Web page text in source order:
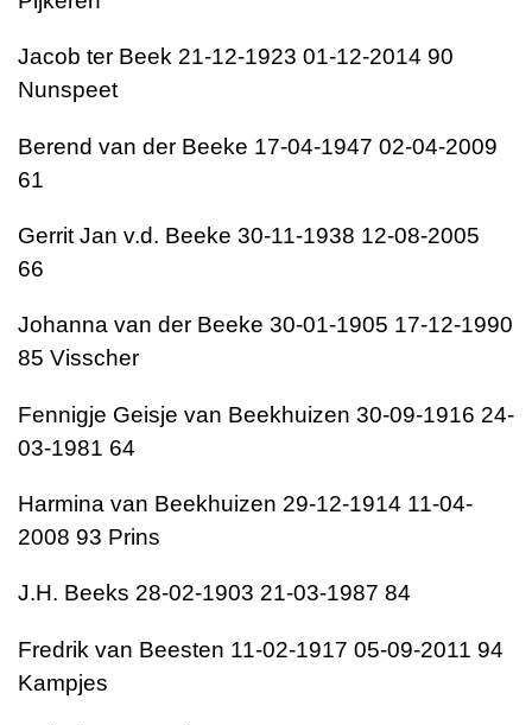
Jacob ter Beek 21-12-1923 01-12-2014 90
Nunspeet
Berend van der Beeke 17-04-1947 02-04-2009
61
Gerrit Jan v.d. Beeke 30-11-1938 12-08-2005
66
Johanna van der Beeke 30-01-1905 17-12-1990
85 Visscher
Fennigje Geisje van Beekhuizen 30-09-1916 24-
03-1981 64
Harmina van Beekhuizen 29-12-1914 11-04-
2008 93 Prins
J.H. Beeks 28-02-1903 21-03-1987 84
Fredrik van Beesten 11-02-1917 05-09-2011 94
Kampjes